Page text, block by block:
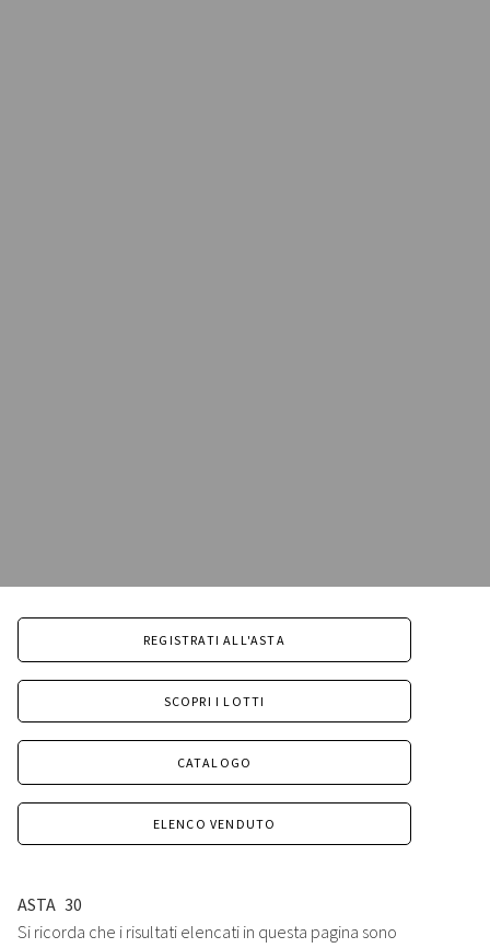
REGISTRATI ALL'ASTA
SCOPRI I LOTTI
CATALOGO
ELENCO VENDUTO
ASTA 30
Si ricorda che i risultati elencati in questa pagina sono